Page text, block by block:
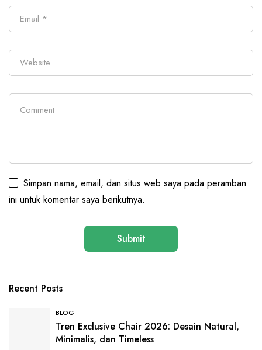
Simpan nama, email, dan situs web saya pada peramban
ini untuk komentar saya berikutnya.
Recent Posts
BLOG
Tren Exclusive Chair 2026: Desain Natural,
Minimalis, dan Timeless